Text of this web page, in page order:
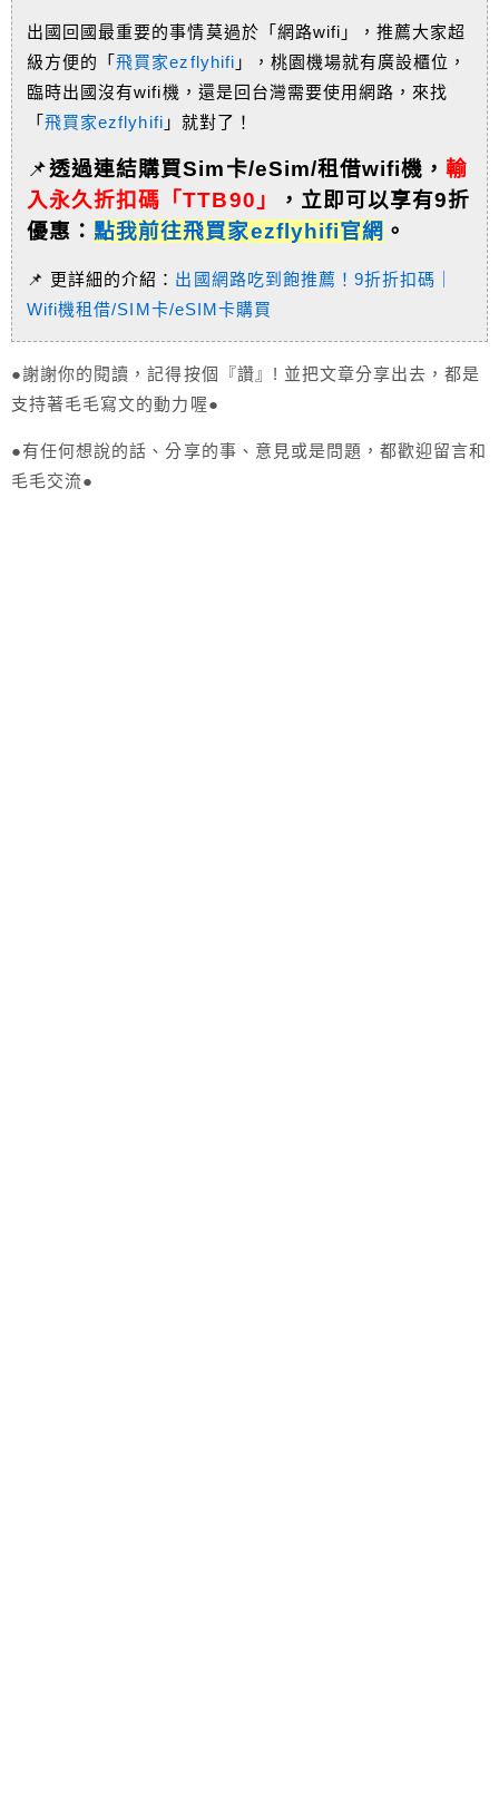
出國回國最重要的事情莫過於「網路wifi」，推薦大家超
級方便的「飛買家ezflyhifi 」，桃園機場就有廣設櫃位，
臨時出國沒有wifi機，還是回台灣需要使用網路，來找
「飛買家ezflyhifi 」就對了！
📌透過連結購買Sim卡/eSim/租借wifi機，輸
入永久折扣碼「TTB90」
， 立即可以享有9折
優惠： 點我前往飛買家ezflyhifi官網 。
📌 更詳細的介紹： 出國網路吃到飽推薦！9折折扣碼｜
Wifi機租借/SIM卡/eSIM卡購買
●謝謝你的閱讀，記得按個『讚』! 並把文章分享出去，都是
支持著毛毛寫文的動力喔●
●有任何想說的話、分享的事、意見或是問題，都歡迎留言和
毛毛交流●